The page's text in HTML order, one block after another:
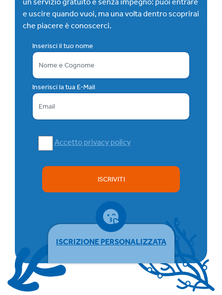
un servizio gratuito e senza impegno: puoi entrare
e uscire quando vuoi, ma una volta dentro scoprirai
che piacere è conoscerci.
Inserisci il tuo nome
Inserisci la tua E-Mail
Accetto privacy policy
ISCRIVITI
ISCRIZIONE PERSONALIZZATA